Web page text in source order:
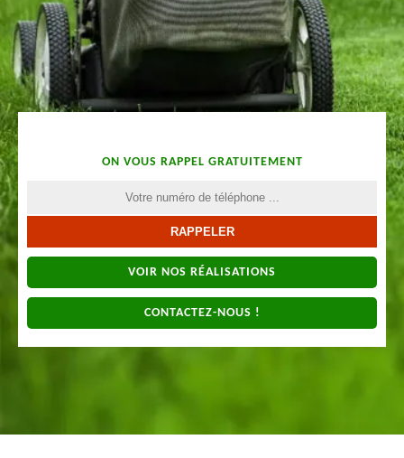
ON VOUS RAPPEL GRATUITEMENT
VOIR NOS RÉALISATIONS
CONTACTEZ-NOUS !